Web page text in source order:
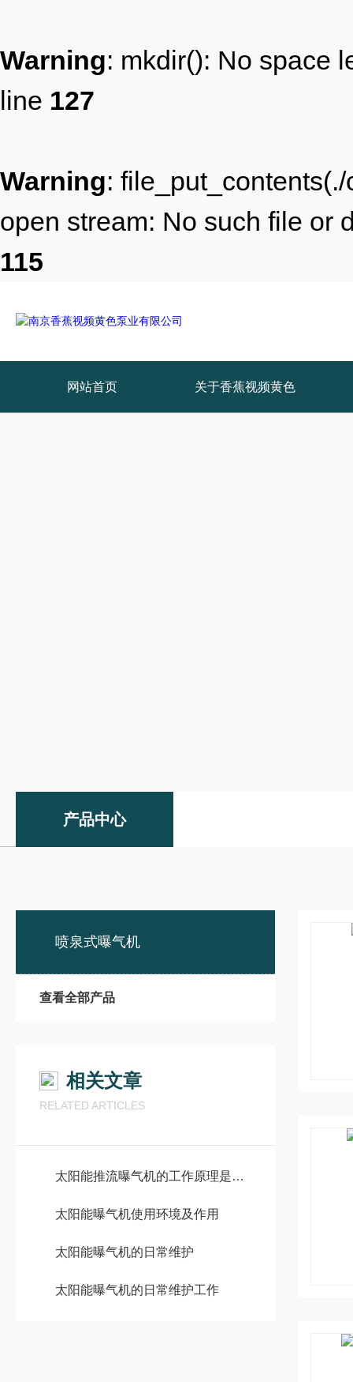
Warning: mkdir(): No space
line 127
Warning:
open stream: No such file or
115
网站首页 关于香蕉视频黄色
产品中心
喷泉式曝气机
查看全部产品
相关文章
RELATED ARTICLES
太阳能推流曝气机的工作原理是什么？
太阳能曝气机使用环境及作用
太阳能曝气机的日常维护
太阳能曝气机的日常维护工作